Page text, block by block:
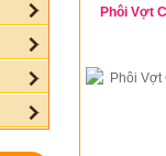
Phôi Vợt